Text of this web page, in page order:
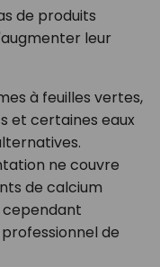
de produits
leur
à feuilles vertes,
et certaines eaux
ne couvre
de calcium
cependant
de